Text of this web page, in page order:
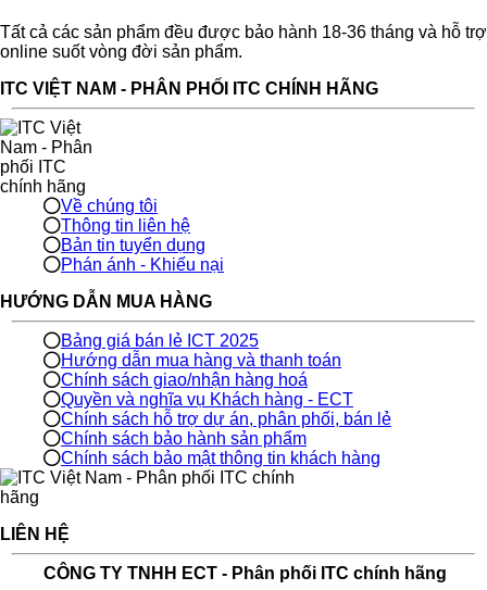
Tất cả các sản phẩm đều được bảo hành 18-36 tháng và hỗ trợ
online suốt vòng đời sản phẩm.
ITC VIỆT NAM - PHÂN PHỐI ITC CHÍNH HÃNG
Về chúng tôi
Thông tin liên hệ
Bản tin tuyển dụng
Phán ánh - Khiếu nại
HƯỚNG DẪN MUA HÀNG
Bảng giá bán lẻ ICT 2025
Hướng dẫn mua hàng và thanh toán
Chính sách giao/nhận hàng hoá
Quyền và nghĩa vụ Khách hàng - ECT
Chính sách hỗ trợ dự án, phân phối, bán lẻ
Chính sách bảo hành sản phẩm
Chính sách bảo mật thông tin khách hàng
LIÊN HỆ
CÔNG TY TNHH ECT - Phân phối ITC chính hãng